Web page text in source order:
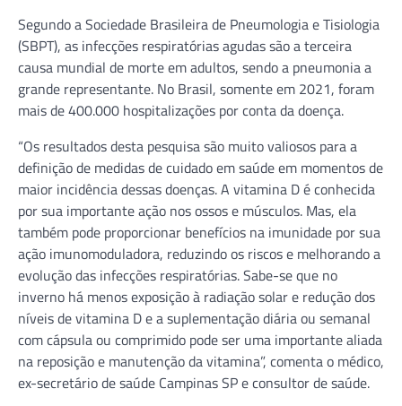
Segundo a Sociedade Brasileira de Pneumologia e Tisiologia
(SBPT), as infecções respiratórias agudas são a terceira
causa mundial de morte em adultos, sendo a pneumonia a
grande representante. No Brasil, somente em 2021, foram
mais de 400.000 hospitalizações por conta da doença.
“Os resultados desta pesquisa são muito valiosos para a
definição de medidas de cuidado em saúde em momentos de
maior incidência dessas doenças. A vitamina D é conhecida
por sua importante ação nos ossos e músculos. Mas, ela
também pode proporcionar benefícios na imunidade por sua
ação imunomoduladora, reduzindo os riscos e melhorando a
evolução das infecções respiratórias. Sabe-se que no
inverno há menos exposição à radiação solar e redução dos
níveis de vitamina D e a suplementação diária ou semanal
com cápsula ou comprimido pode ser uma importante aliada
na reposição e manutenção da vitamina”, comenta o médico,
ex-secretário de saúde Campinas SP e consultor de saúde.